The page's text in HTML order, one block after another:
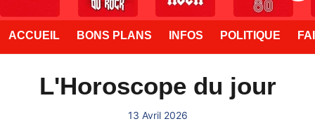
ACCUEIL BONS PLANS INFOS POLITIQUE
L'Horoscope du jour
13 Avril 2026